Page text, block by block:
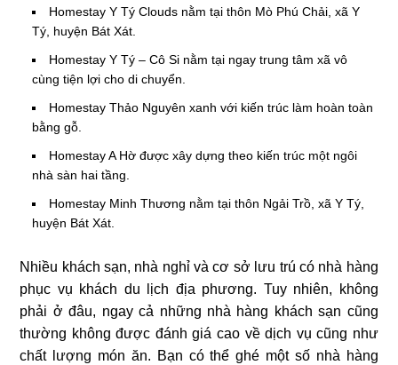
Homestay Y Tý Clouds nằm tại thôn Mò Phú Chải, xã Y
Tý, huyện Bát Xát.
Homestay Y Tý – Cô Si nằm tại ngay trung tâm xã vô
cùng tiện lợi cho di chuyển.
Homestay Thảo Nguyên xanh với kiến trúc làm hoàn toàn
bằng gỗ.
Homestay A Hờ được xây dựng theo kiến trúc một ngôi
nhà sàn hai tầng.
Homestay Minh Thương nằm tại thôn Ngải Trồ, xã Y Tý,
huyện Bát Xát.
Nhiều khách sạn, nhà nghỉ và cơ sở lưu trú có nhà hàng
phục vụ khách du lịch địa phương. Tuy nhiên, không
phải ở đâu, ngay cả những nhà hàng khách sạn cũng
thường không được đánh giá cao về dịch vụ cũng như
chất lượng món ăn. Bạn có thể ghé một số nhà hàng